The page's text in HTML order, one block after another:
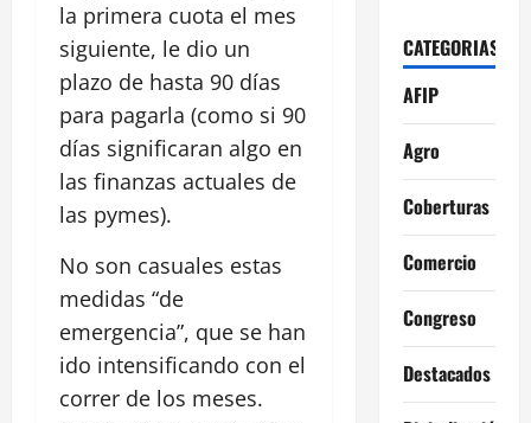
la primera cuota el mes
siguiente, le dio un
plazo de hasta 90 días
para pagarla (como si 90
días significaran algo en
las finanzas actuales de
las pymes).
No son casuales estas
medidas “de
emergencia”, que se han
ido intensificando con el
correr de los meses.
CATEGORIAS
AFIP
Agro
Coberturas
Comercio
Congreso
Destacados